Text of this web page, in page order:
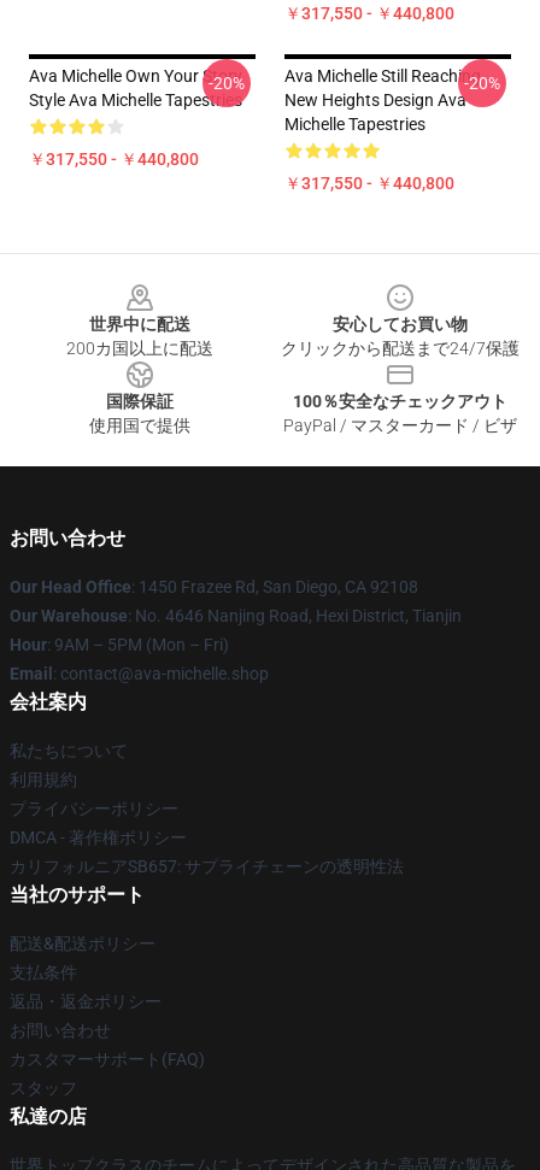
￥317,550 - ￥440,800
Ava Michelle Own Your Story
Style Ava Michelle Tapestries
￥317,550 - ￥440,800
-20%
Ava Michelle Still Reaching
New Heights Design Ava
Michelle Tapestries
￥317,550 - ￥440,800
-20%
世界中に配送
200カ国以上に配送
安心してお買い物
クリックから配送まで24/7保護
国際保証
使用国で提供
100％安全なチェックアウト
PayPal / マスターカード / ビザ
お問い合わせ
Our Head Office: 1450 Frazee Rd, San Diego, CA 92108
Our Warehouse: No. 4646 Nanjing Road, Hexi District, Tianjin
Hour: 9AM – 5PM (Mon – Fri)
Email: contact@ava-michelle.shop
会社案内
私たちについて
利用規約
プライバシーポリシー
DMCA - 著作権ポリシー
カリフォルニアSB657: サプライチェーンの透明性法
当社のサポート
配送&配送ポリシー
支払条件
返品・返金ポリシー
お問い合わせ
カスタマーサポート(FAQ)
スタッフ
私達の店
世界トップクラスのチームによってデザインされた高品質な製品を